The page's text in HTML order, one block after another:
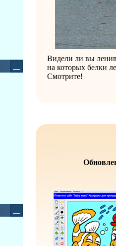
Видели ли вы
на которых белки
Смотрите!